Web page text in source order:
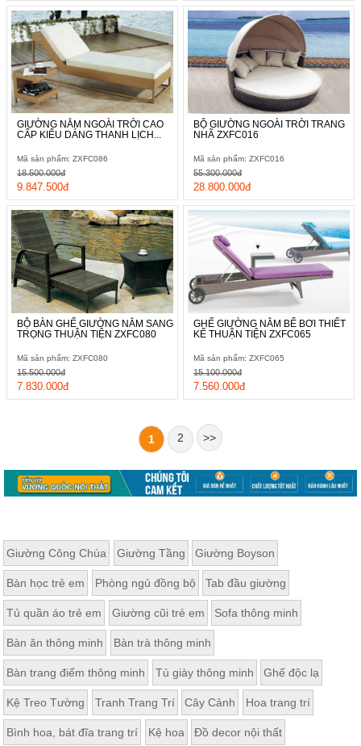
GIƯỜNG NẰM NGOÀI TRỜI CAO
CẤP KIỂU DÁNG THANH LỊCH...
Mã sản phẩm: ZXFC086
9.847.500đ
18.500.000đ
BỘ GIƯỜNG NGOÀI TRỜI TRANG
NHÃ ZXFC016
Mã sản phẩm: ZXFC016
28.800.000đ
55.300.000đ
BỘ BÀN GHẾ GIƯỜNG NẰM SANG
TRỌNG THUẬN TIỆN ZXFC080
Mã sản phẩm: ZXFC080
7.830.000đ
15.500.000đ
GHẾ GIƯỜNG NẰM BỂ BƠI THIẾT
KẾ THUẬN TIỆN ZXFC065
Mã sản phẩm: ZXFC065
7.560.000đ
15.100.000đ
1 2 >>
Giường Công Chúa Giường Tầng Giường Boyson
Bàn học trẻ em Phòng ngủ đồng bộ Tab đầu giường
Tủ quần áo trẻ em Giường cũi trẻ em Sofa thông minh
Bàn ăn thông minh Bàn trà thông minh
Bàn trang điểm thông minh Tủ giày thông minh Ghế độc lạ
Kệ Treo Tường Tranh Trang Trí Cây Cảnh Hoa trang trí
Bình hoa, bát đĩa trang trí Kệ hoa Đồ decor nội thất